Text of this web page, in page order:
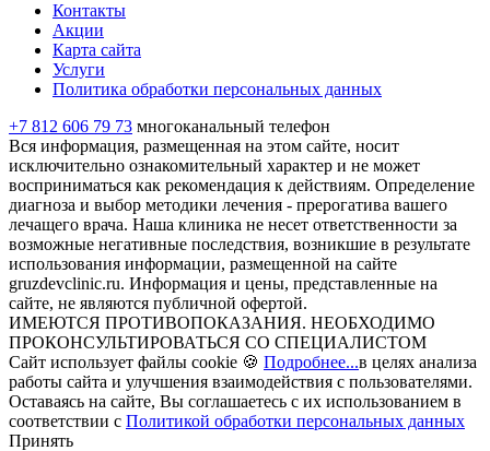
Контакты
Акции
Карта сайта
Услуги
Политика обработки персональных данных
+7 812 606 79 73 многоканальный телефон
Вся информация, размещенная на этом сайте, носит
исключительно ознакомительный характер и не может
восприниматься как рекомендация к действиям. Определение
диагноза и выбор методики лечения - прерогатива вашего
лечащего врача. Наша клиника не несет ответственности за
возможные негативные последствия, возникшие в результате
использования информации, размещенной на сайте
gruzdevclinic.ru. Информация и цены, представленные на
сайте, не являются публичной офертой.
ИМЕЮТСЯ ПРОТИВОПОКАЗАНИЯ. НЕОБХОДИМО
ПРОКОНСУЛЬТИРОВАТЬСЯ СО СПЕЦИАЛИСТОМ
Сайт использует файлы cookie 🍪 Подробнее...в целях анализа
работы сайта и улучшения взаимодействия с пользователями.
Оставаясь на сайте, Вы соглашаетесь с их использованием в
соответствии с Политикой обработки персональных данных
Принять